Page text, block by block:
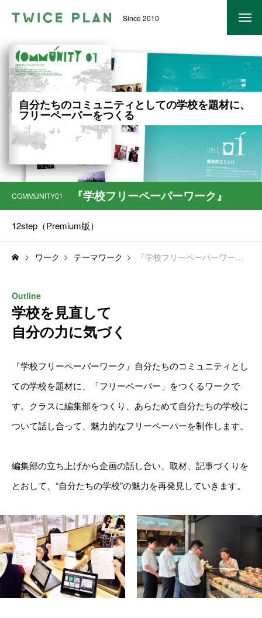
Since 2010
トゥワイス・プランについて
TWICE PLANとは？
PROGRAM
SUPPORT
EVENT
ワーク一覧
FEATURE
入試対策｜探究学習でできることⅠ
カタチに残す｜探究学習でできることⅢ
TWICE PLANのワーク設計
テーマで探究
スキルで探究
その他の探究
お問い合わせ
NEWS
自分たちのコ ミ ュニティと しての学校を題材に、
フリーペーパーをつく る
COMMUNITY01 『学校フリーペーパーワーク』
12step（Premium版）
ワーク テーマワーク 『学校フリーペーパーワーク』
Outline
学校を見直して
自分の力に気づく
『学校フリーペーパーワーク』自分たちのコミュニティとし
ての学校を題材に、「フリーペーパー」をつくるワークで
す。クラスに編集部をつくり、あらためて自分たちの学校に
ついて話し合って、魅力的なフリーペーパーを制作します。
編集部の立ち上げから企画の話し合い、取材、記事づくりを
とおして、“自分たちの学校”の魅力を再発見していきます。